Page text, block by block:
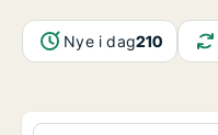
Nye i dag210